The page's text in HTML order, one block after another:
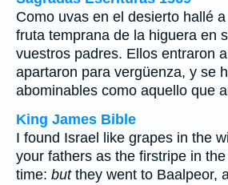
Como uvas en el desierto hallé
fruta temprana de la higuera en
vuestros padres. Ellos entraron
apartaron para vergüenza, y se
abominables como aquello que
King James Bible
I found Israel like grapes in the
your fathers as the firstripe in
time: butthey went to Baalpeor,